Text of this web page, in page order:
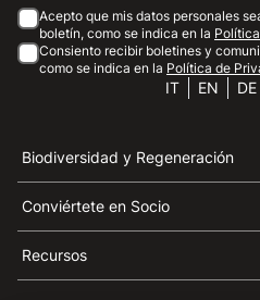
Acepto que mis datos personales
boletín, como se indica en la
Consiento recibir boletines y
como se indica en la Política de
IT EN DE
Biodiversidad y Regeneración
Conviértete en Socio
Recursos